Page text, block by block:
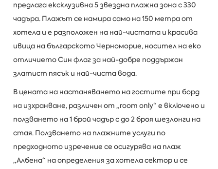
предлага ексклузивна 5 звездна плажна зона с 330
чадъра. Плажът се намира само на 150 метра от
хотела и е разположен на най-чистата и красива
ивица на българското Черноморие, носител на еко
отличието Син флаг за най-добре поддържан
златист пясък и най-чиста вода.
В цената на настаняването на гостите при борд
на изхранване, различен от „room only“ е включено и
ползването на 1 брой чадър с до 2 броя шезлонги на
стая. Ползването на плажните услуги по
предходното изречение се осигурява на плаж
„Албена“ на определения за хотела сектор и се